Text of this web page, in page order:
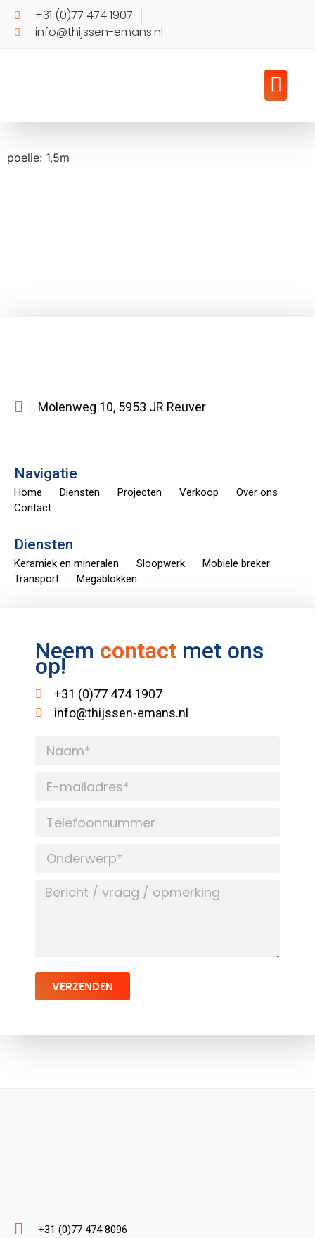
+31 (0)77 474 1907
info@thijssen-emans.nl
poelie: 1,5m
Molenweg 10, 5953 JR Reuver
Navigatie
Home Diensten Projecten Verkoop
Over ons
Contact
Diensten
Keramiek en mineralen Sloopwerk
Mobiele breker
Transport
Megablokken
Neem contact met ons
op!
+31 (0)77 474 1907
info@thijssen-emans.nl
VERZENDEN
+31 (0)77 474 8096